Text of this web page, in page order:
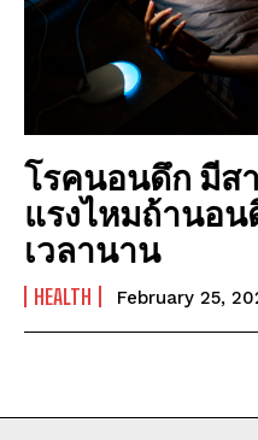
โรคนอนดึก มีส
แรงไหมถ้านอ
เวลานาน
HEALTH February 25,